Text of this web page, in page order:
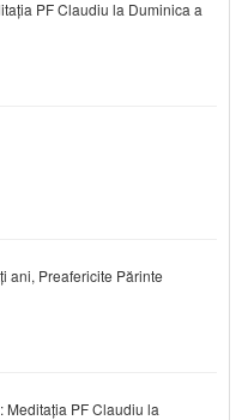
PF Claudiu la Duminica a
ani, Preafericite Părinte
Meditația PF Claudiu la